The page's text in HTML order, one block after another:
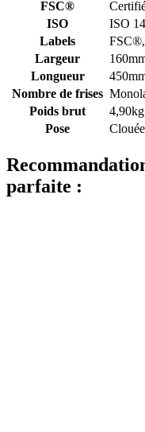
FSC®
ISO
ISO
Labels
FSC®,
Largeur
Longueur
Nombre de frises
Poids brut
4,90kg
Pose
parfaite :